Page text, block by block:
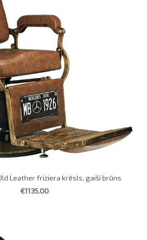
Leather friziera krēsls, gaiši brūns
€1135.00